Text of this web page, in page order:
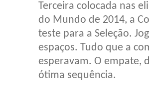
Terceira colocada nas
do Mundo de 2014, a
teste para a Seleção.
espaços. Tudo que a
esperavam. O empate,
ótima sequência.